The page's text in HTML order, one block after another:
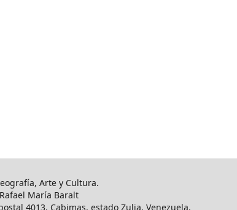
Arte y Cultura.
María Baralt
4013. Cabimas, estado Zulia, Venezuela.